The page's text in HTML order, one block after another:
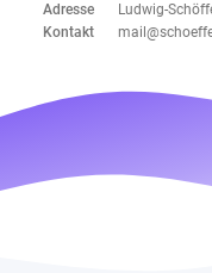
Adresse
Ludwig-
Kontakt